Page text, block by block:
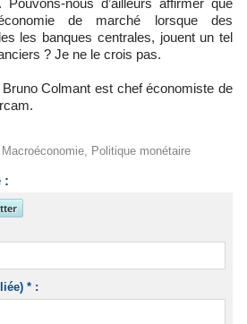
de marché lorsque des
les banques centrales, jouent un tel
? Je ne le crois pas.
Bruno Colmant est chef économiste de
Macroéconomie Politique monétaire
:
* :